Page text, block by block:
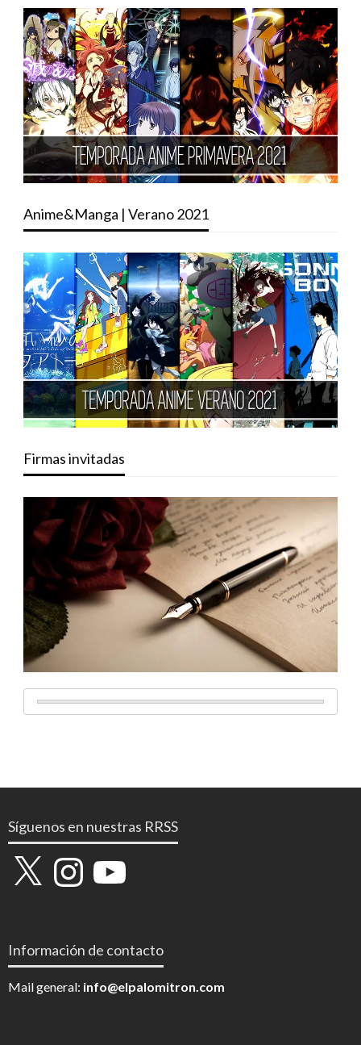
Anime&Manga | Verano 2021
Firmas invitadas
Síguenos en nuestras RRSS
X InstagramYouTube
Información de contacto
Mail general: info@elpalomitron.com